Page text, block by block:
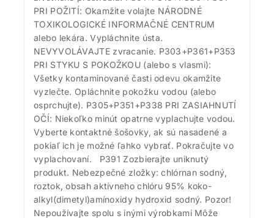
PRI POŽITÍ: Okamžite volajte NÁRODNÉ
TOXIKOLOGICKÉ INFORMAČNÉ CENTRUM
alebo lekára. Vypláchnite ústa.
NEVYVOLÁVAJTE zvracanie. P303+P361+P353
PRI STYKU S POKOŽKOU (alebo s vlasmi):
Všetky kontaminované časti odevu okamžite
vyzlečte. Opláchnite pokožku vodou (alebo
osprchujte). P305+P351+P338 PRI ZASIAHNUTÍ
OČÍ: Niekoľko minút opatrne vyplachujte vodou.
Vyberte kontaktné šošovky, ak sú nasadené a
pokiaľ ich je možné ľahko vybrať. Pokračujte vo
vyplachovaní. P391 Zozbierajte uniknutý
produkt. Nebezpečné zložky: chlórnan sodný,
roztok, obsah aktívneho chlóru 95% koko-
alkyl(dimetyl)amínoxidy hydroxid sodný. Pozor!
Nepoužívajte spolu s inými výrobkami Môže